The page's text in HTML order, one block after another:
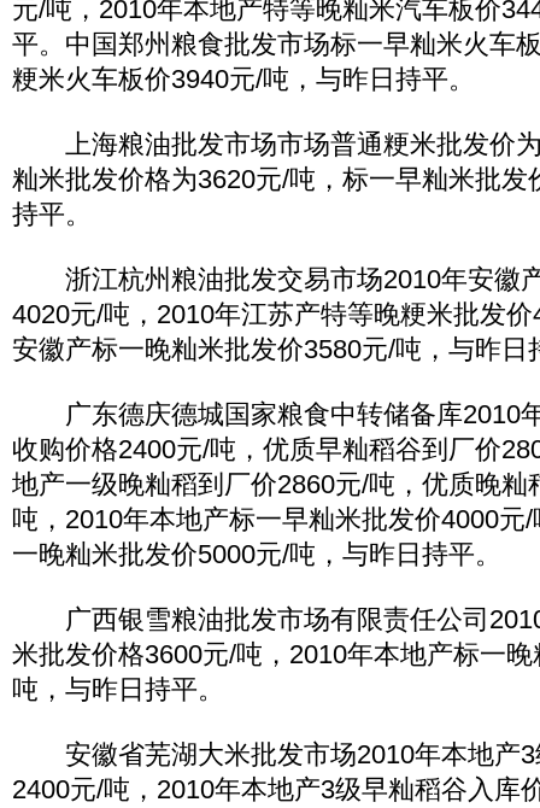
元/吨，2010年本地产特等晚籼米汽车板价
平。中国郑州粮食批发市场标一早籼米火车
粳米火车板价3940元/吨，与昨日持平。
上海粮油批发市场市场普通粳米批发价
籼米批发价格为3620元/吨，标一早籼米批发
持平。
浙江杭州粮油批发交易市场2010年安徽
4020元/吨，2010年江苏产特等晚粳米批发
安徽产标一晚籼米批发价3580元/吨，与昨日
广东德庆德城国家粮食中转储备库2010
收购价格2400元/吨，优质早籼稻谷到厂价
地产一级晚籼稻到厂价2860元/吨，优质晚籼
吨，2010年本地产标一早籼米批发价4000元
一晚籼米批发价5000元/吨，与昨日持平。
广西银雪粮油批发市场有限责任公司
米批发价格3600元/吨，2010年本地产标一
吨，与昨日持平。
安徽省芜湖大米批发市场2010年本地产3
2400元/吨，2010年本地产3级早籼稻谷入库